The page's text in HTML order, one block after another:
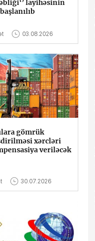
layihəsinin
03.08.2026
gömrük
xərcləri
veriləcək
30.07.2026